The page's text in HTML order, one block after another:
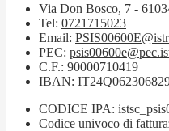
Via Don Bosco, 7 -
Tel: 0721715023
Email:
PEC:
C.F.: 90000710419
IBAN:
CODICE IPA:
Codice univoco di